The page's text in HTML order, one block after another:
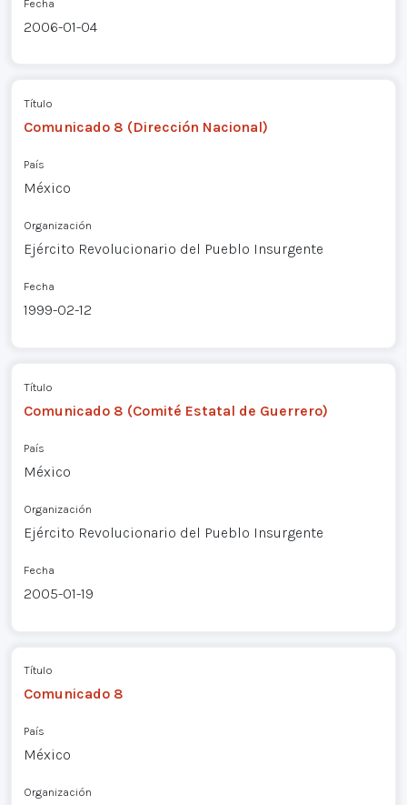
Fecha
2006-01-04
Título
Comunicado 8 (Dirección Nacional)
País
México
Organización
Ejército Revolucionario del Pueblo Insurgente
Fecha
1999-02-12
Título
Comunicado 8 (Comité Estatal de Guerrero)
País
México
Organización
Ejército Revolucionario del Pueblo Insurgente
Fecha
2005-01-19
Título
Comunicado 8
País
México
Organización